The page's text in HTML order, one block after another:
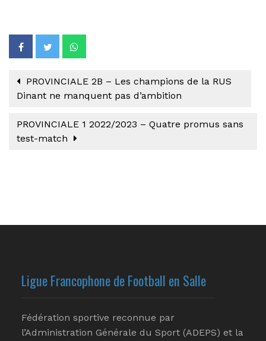
PROVINCIALE 2B – Les champions de la RUS
Dinant ne manquent pas d’ambition
PROVINCIALE 1 2022/2023 – Quatre promus sans
test-match
Ligue Francophone de Football en Salle
Fédération sportive reconnue par
l’Administration Générale du Sport (ADEPS) et la